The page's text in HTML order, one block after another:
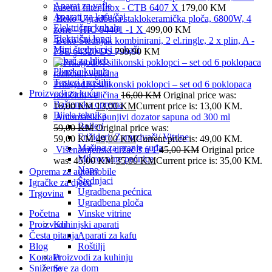
Aparat za vafle
Aparati za kafu/čaj
Električna kuhala
Električni lonci
Mini štednjaci i pekači
Pekač za hljeb
Plinska kuhala
Tosteri i roštilji
Proizvodi za kuću
Baštenska oprema
Bijela tehnika
Bojleri
Frižideri/ Zamrzivači/ Vitrine
Mašina za pranje suđa
Mikrovalne pećnice
Nape
Štednjaci
Ugradbena pećnica
Ugradbena ploča
Vinske vitrine
Kuhinjski aparati
Aparati za kafu
Roštilji
Proizvodi za kuhinju
Sve za dom
kasetni filter,Inox - CTB 6407 X 179,00 KM
Beko Ugradbena staklokeramička ploča, 6800W, 4
zone - HIC 64401 -1 X 499,00 KM
Beko Štednjak kombinirani, 2 el.ringle, 2 x plin, A -
FSE 64320 DS799,90 KM
Prilagodivi silikonski poklopci – set od 6 poklopaca
različitih veličina 16,00KM Original price was:
16,00 KM.13,00KMCurrent price is: 13,00 KM.
Automatski punjivi dozator sapuna od 300 ml
59,00KM Original price was:
59,00 KM.49,00KMCurrent price is: 49,00 KM.
Višenamjenski držač 3 u 145,00KM Original price
was: 45,00 KM.35,00KMCurrent price is: 35,00 KM.
Oprema za automobile
Igračke za djecu
Trgovina
Početna
Proizvodi
Česta pitanja
Blog
Kontakt
Sniženje